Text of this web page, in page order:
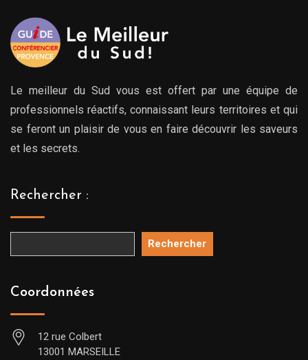
Le meilleur du Sud vous est offert par une équipe de
professionnels réactifs, connaissant leurs territoires et qui
se feront un plaisir de vous en faire découvrir les saveurs
et les secrets.
Rechercher :
Rechercher
Coordonnées
12 rue Colbert
13001 MARSEILLE